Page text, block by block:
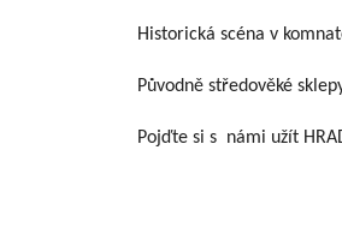
Historická scéna v
Původně středověké
Pojďte si s námi užít